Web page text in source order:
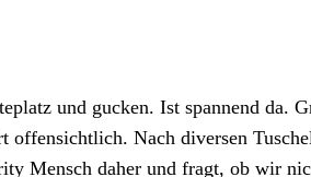
und gucken. Ist spannend da.
offensichtlich. Nach diversen
Mensch daher und fragt, ob wir